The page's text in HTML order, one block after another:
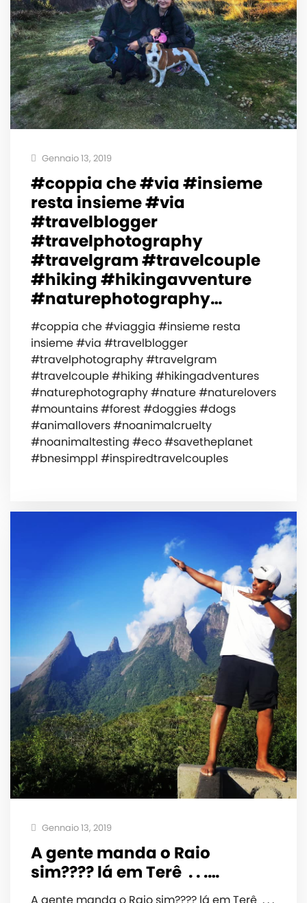
Gennaio 13, 2019
#coppia che #via #insieme
resta insieme #via
#travelblogger
#travelphotography
#travelgram #travelcouple
#hiking #hikingavventure
#naturephotography…
#coppia che #viaggia #insieme resta
insieme #via #travelblogger
#travelphotography #travelgram
#travelcouple #hiking #hikingadventures
#naturephotography #nature #naturelovers
#mountains #forest #doggies #dogs
#animallovers #noanimalcruelty
#noanimaltesting #eco #savetheplanet
#bnesimppl #inspiredtravelcouples
Gennaio 13, 2019
A gente manda o Raio
sim???? lá em Terê ️ . . .…